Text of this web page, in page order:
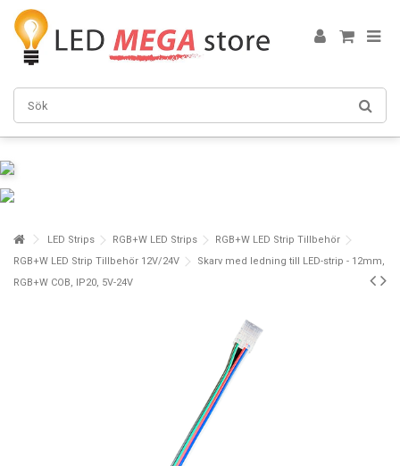
LED Strips RGB+W LED Strips
RGB+W LED Strip Tillbehör
RGB+W LED Strip Tillbehör 12V/24V
Skarv med ledning till LED-strip - 12mm,
RGB+W COB, IP20, 5V-24V